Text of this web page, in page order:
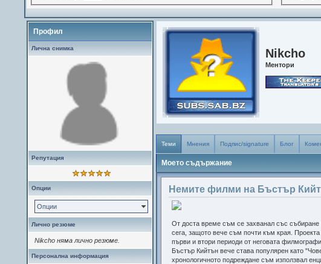
Профил
Лична снимка
Репутация
Опции
Опции
Лично резюме
Nikcho няма лично резюме.
Персонална информация
Nikcho
Ментори
Теми Мнения Подпис/signature Блог
Моето съдържание
Немите филми на Бъстър
От доста време съм се захванал със
сега, защото вече съм почти към края.
първи и втори периоди от неговата
Бъстър Кийтън вече става популярен като
хронологичното подреждане съм използвал